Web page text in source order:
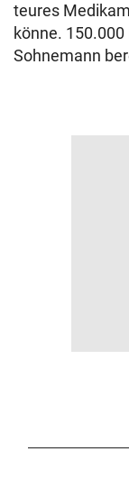
teures
könne.
Sohnemann